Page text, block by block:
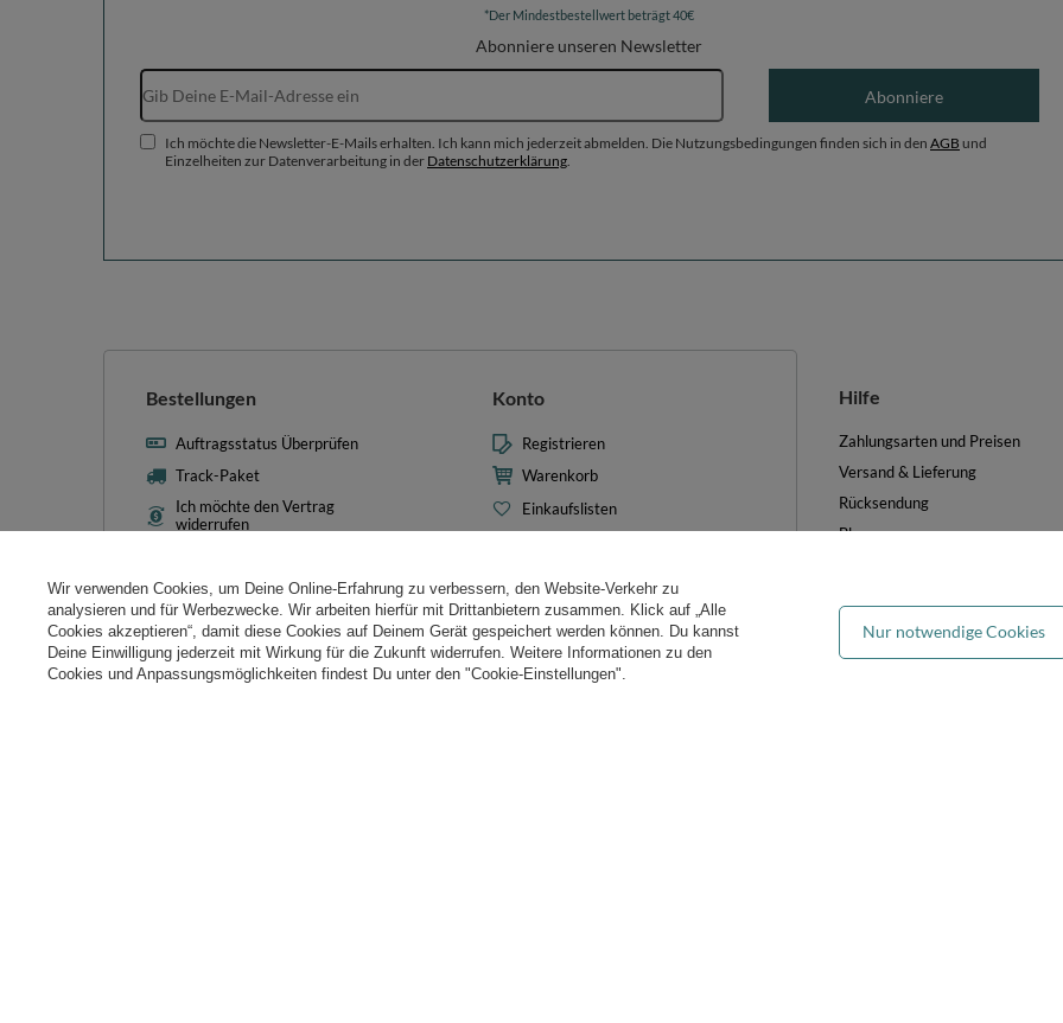
*Der Mindestbestellwert beträgt 40€
Abonniere unseren Newsletter
E-Mail-Adresse
Abonniere
Ich möchte die Newsletter-E-Mails erhalten. Ich kann mich jederzeit abmelden. Die Nutzungsbedingungen finden sich in den AGB und
Einzelheiten zur Datenverarbeitung in der Datenschutzerklärung
Bestellungen
Auftragsstatus Überprüfen
Track-Paket
Ich möchte den Vertrag
widerrufen
Konto
Registrieren
Warenkorb
Einkaufslisten
Newsletter
Cookies verwalten
Hilfe
Zahlungsarten und Preisen
Versand & Lieferung
Rücksendung
Blog
Wir verwenden Cookies, um Deine Online-Erfahrung zu verbessern, den Website-Verkehr zu
analysieren und für Werbezwecke. Wir arbeiten hierfür mit Drittanbietern zusammen. Klick auf „Alle
Cookies akzeptieren“, damit diese Cookies auf Deinem Gerät gespeichert werden können. Du kannst
Deine Einwilligung jederzeit mit Wirkung für die Zukunft widerrufen. Weitere Informationen zu den
Cookies und Anpassungsmöglichkeiten findest Du unter den "Cookie-Einstellungen".
Nur notwendige Cookies